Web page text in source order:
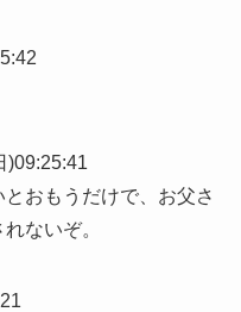
)09:25:41
おもうだけで、お父さ
ないぞ。